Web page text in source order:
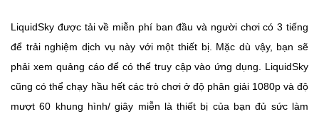
LiquidSky được tải về miễn phí ban đầu và người chơi có 3 tiếng
để trải nghiệm dịch vụ này với một thiết bị. Mặc dù vậy, bạn sẽ
phải xem quảng cáo để có thể truy cập vào ứng dụng. LiquidSky
cũng có thể chạy hầu hết các trò chơi ở độ phân giải 1080p và độ
mượt 60 khung hình/ giây miễn là thiết bị của bạn đủ sức làm